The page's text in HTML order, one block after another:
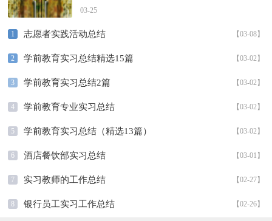
况进行分析研究，做出带有规律性结论
03-25
1 【03-08】
志愿者实践活动总结
2 【03-02】
学前教育实习总结精选15篇
3 【03-02】
学前教育实习总结2篇
4 【03-02】
学前教育专业实习总结
5 【03-02】
学前教育实习总结（精选13篇）
6 【03-01】
酒店餐饮部实习总结
7 【02-27】
实习教师的工作总结
8 【02-26】
银行员工实习工作总结